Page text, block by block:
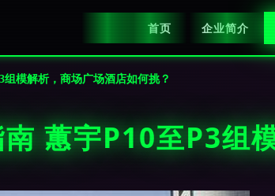
首页 企业简介
模解析，商场广场酒店如何挑？
蕙宇P10至P3组